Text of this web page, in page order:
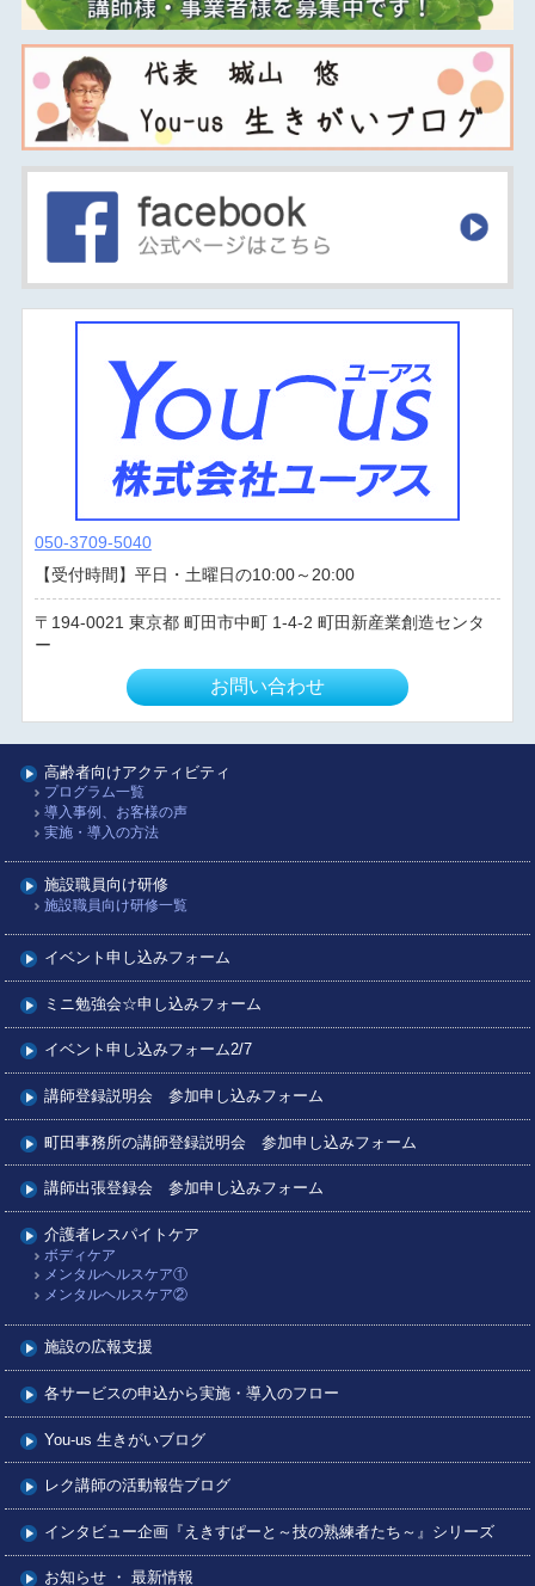
050-3709-5040
【受付時間】平日・土曜日の10:00～20:00
194-0021 東京都 町田市中町 1-4-2 町田新産業創造センタ
ー
お問い合わせ
高齢者向けアクティビティ
プログラム一覧
導入事例、お客様の声
実施・導入の方法
施設職員向け研修
施設職員向け研修一覧
イベント申し込みフォーム
ミニ勉強会☆申し込みフォーム
イベント申し込みフォーム2/7
講師登録説明会 参加申し込みフォーム
町田事務所の講師登録説明会 参加申し込みフォーム
講師出張登録会 参加申し込みフォーム
介護者レスパイトケア
ボディケア
メンタルヘルスケア①
メンタルヘルスケア②
施設の広報支援
各サービスの申込から実施・導入のフロー
You-us 生きがいブログ
レク講師の活動報告ブログ
インタビュー企画『えきすぱーと～技の熟練者たち～』シリーズ
お知らせ ・ 最新情報